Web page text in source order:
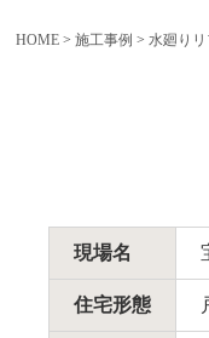
HOME > 施工事例 > 水廻り
現場名
住宅形態